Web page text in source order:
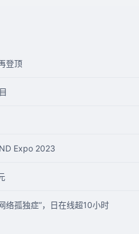
登顶
Expo 2023
络孤独症”，日在线超10小时